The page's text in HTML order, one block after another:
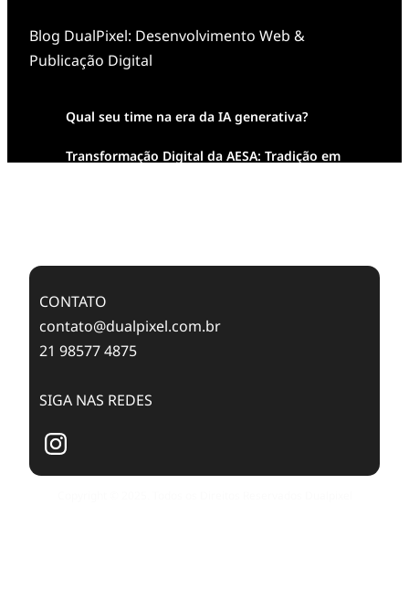
Blog DualPixel: Desenvolvimento Web &
Publicação Digital
Qual seu time na era da IA generativa?
Transformação Digital da AESA: Tradição em
CONTATO
contato@dualpixel.com.br
21 98577 4875
SIGA NAS REDES